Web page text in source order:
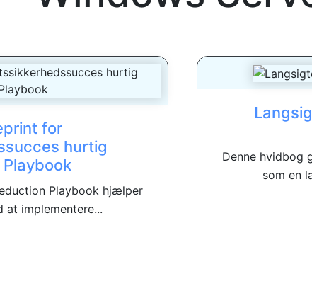
for
hurtig
Playbook hjælper
at implementere...
Denne hvidbog
som en